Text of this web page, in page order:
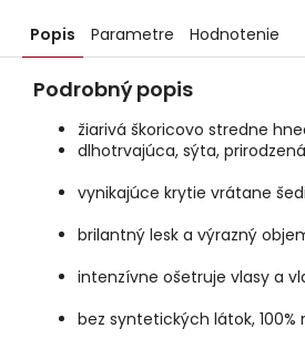
Popis Parametre Hodnotenie
Podrobný popis
žiarivá škoricovo stredne
dlhotrvajúca, sýta,
vynikajúce krytie vrátane
brilantný lesk a výrazný
intenzívne ošetruje vlasy a
bez syntetických látok, 100%